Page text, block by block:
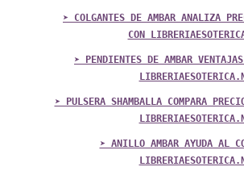
➤ COLGANTES DE AMBAR ANALIZA
CON
➤ PENDIENTES DE AMBAR
➤ PULSERA SHAMBALLA COMPARA
➤ ANILLO AMBAR AYUDA AL